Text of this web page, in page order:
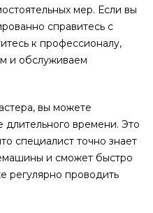
мер. Если вы
справитесь с
к профессионалу,
и обслуживаем
вы можете
длительного времени. Это
специалист точно знает
и сможет быстро
регулярно проводить